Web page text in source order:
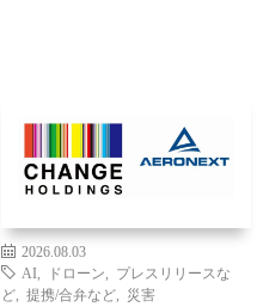
2026.08.03
AI
ドローン
プレスリリースな
ど
提携/合弁など 災害